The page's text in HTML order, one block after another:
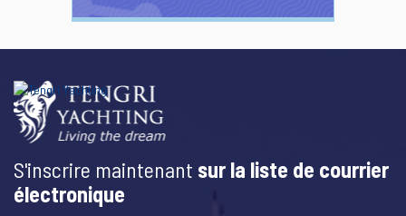
S'inscrire maintenant sur la liste de courrier
électronique